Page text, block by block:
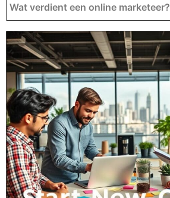
Wat verdient een online marketeer?